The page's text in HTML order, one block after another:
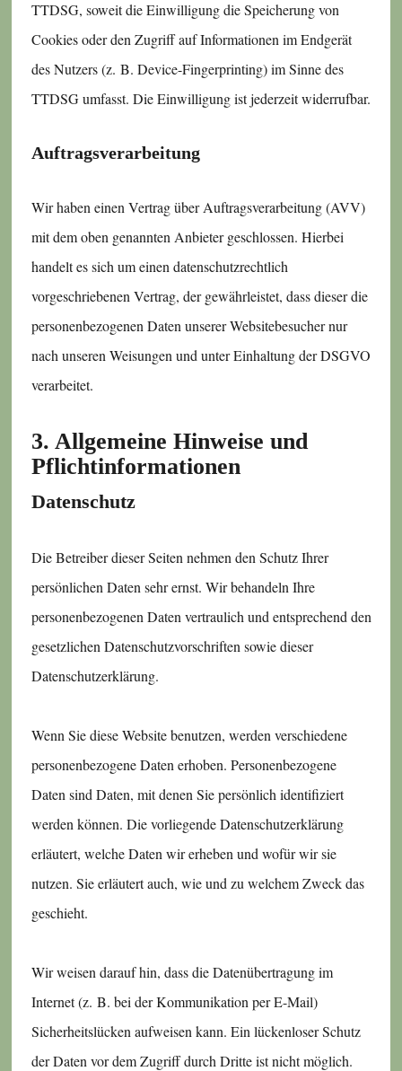
TTDSG, soweit die Einwilligung die Speicherung von
Cookies oder den Zugriff auf Informationen im Endgerät
des Nutzers (z. B. Device-Fingerprinting) im Sinne des
TTDSG umfasst. Die Einwilligung ist jederzeit widerrufbar.
Auftragsverarbeitung
Wir haben einen Vertrag über Auftragsverarbeitung (AVV)
mit dem oben genannten Anbieter geschlossen. Hierbei
handelt es sich um einen datenschutzrechtlich
vorgeschriebenen Vertrag, der gewährleistet, dass dieser die
personenbezogenen Daten unserer Websitebesucher nur
nach unseren Weisungen und unter Einhaltung der DSGVO
verarbeitet.
3. Allgemeine Hinweise und
Pflicht­informationen
Datenschutz
Die Betreiber dieser Seiten nehmen den Schutz Ihrer
persönlichen Daten sehr ernst. Wir behandeln Ihre
personenbezogenen Daten vertraulich und entsprechend den
gesetzlichen Datenschutzvorschriften sowie dieser
Datenschutzerklärung.
Wenn Sie diese Website benutzen, werden verschiedene
personenbezogene Daten erhoben. Personenbezogene
Daten sind Daten, mit denen Sie persönlich identifiziert
werden können. Die vorliegende Datenschutzerklärung
erläutert, welche Daten wir erheben und wofür wir sie
nutzen. Sie erläutert auch, wie und zu welchem Zweck das
geschieht.
Wir weisen darauf hin, dass die Datenübertragung im
Internet (z. B. bei der Kommunikation per E-Mail)
Sicherheitslücken aufweisen kann. Ein lückenloser Schutz
der Daten vor dem Zugriff durch Dritte ist nicht möglich.